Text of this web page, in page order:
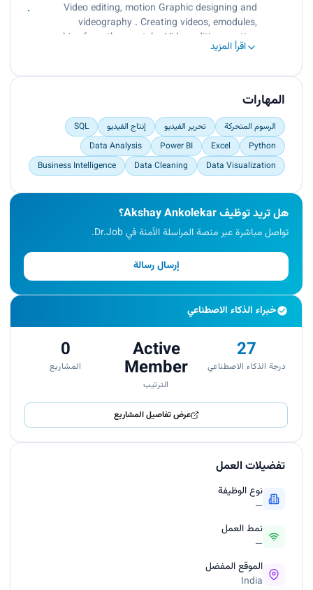
Video editing, motion Graphic designing and
videography . Creating videos, emodules,
graphics from the scratch . Video editing, motion
Graphic designing and videography . Creating
اقرأ المزيد
المهارات
الرسوم المتحركة تحرير الفيديو إنتاج الفيديو
SQL
Python
Excel
Power BI
Data Analysis
Data Visualization
Data Cleaning
Business Intelligence
هل تريد توظيف Akshay Ankolekar؟
تواصل مباشرة عبر منصة المراسلة الآمنة في Dr.Job.
إرسال رسالة
خبراء الذكاء الاصطناعي
27
درجة الذكاء الاصطناعي
Active
Member
الترتيب
0
المشاريع
عرض تفاصيل المشاريع
تفضيلات العمل
نوع الوظيفة
—
نمط العمل
—
الموقع المفضل
India